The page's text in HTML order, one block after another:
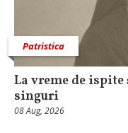
Patristica
La vreme de
singuri
08 Aug, 2026